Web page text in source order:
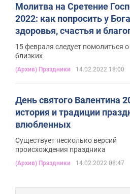
Молитва на Сретение
2022: как попросить у Бога
здоровья, счастья и
15 февраля следует помолиться
близких
(Архив) Праздники 14.02.2022 18:00
День святого Валентина
история и традиции
влюбленных
Существует несколько версий
происхождения праздника
(Архив) Праздники 14.02.2022 08:47